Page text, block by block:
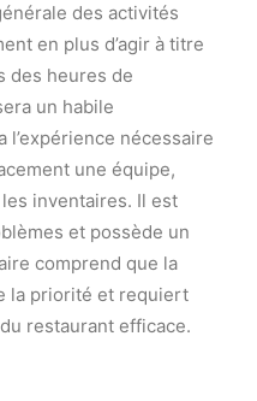
des activités
en plus d’agir à titre
des heures de
un habile
l’expérience nécessaire
une équipe,
inventaires. Il est
et possède un
comprend que la
la priorité et requiert
restaurant efficace.